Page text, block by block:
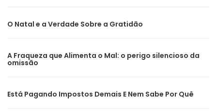
O Natal e a Verdade Sobre a Gratidão
A Fraqueza que Alimenta o Mal: o perigo silencioso da
omissão
Está Pagando Impostos Demais E Nem Sabe Por Quê